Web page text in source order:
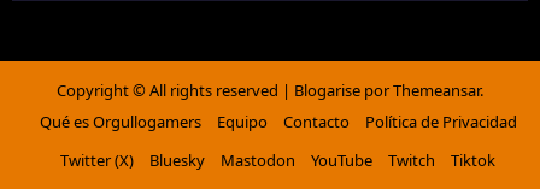
Copyright © All rights reserved | Blogarise porThemeansar.
Qué es Orgullogamers
Equipo Contacto
Política de Privacidad
Twitter (X)
Bluesky Mastodon YouTube Twitch
Tiktok